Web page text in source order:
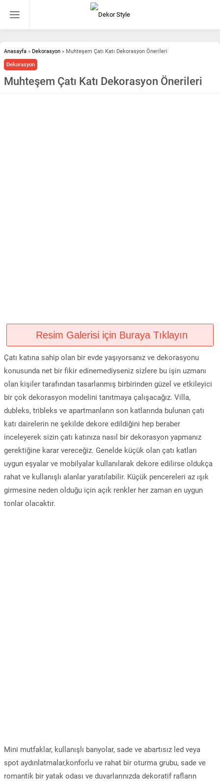
Anasayfa » Dekorasyon » Muhteşem Çatı Katı Dekorasyon Önerileri
Dekorasyon
Muhteşem Çatı Katı Dekorasyon Önerileri
Resim Galerisi için Buraya Tıklayın
Çatı katına sahip olan bir evde yaşıyorsanız ve dekorasyonu
konusunda net bir fikir edinemediyseniz sizlere bu işin uzmanı
olan kişiler tarafından tasarlanmış birbirinden güzel ve etkileyici
bir çok dekorasyon modelini tanıtmaya çalışacağız. Villa,
dubleks, tribleks ve apartmanların son katlarında bulunan çatı
katı dairelerin ne şekilde dekore edildiğini hep beraber
inceleyerek sizin çatı katınıza nasıl bir dekorasyon yapmanız
gerektiğine karar vereceğiz. Genelde küçük olan çatı katları
uygun eşyalar ve mobilyalar kullanılarak dekore edilirse oldukça
rahat ve kullanışlı alanlar yaratılabilir. Küçük pencereleri az ışık
girmesine neden olduğu için açık renkler her zaman en uygun
tonlar olacaktır.
Mini mutfaklar, kullanışlı banyolar, sade ve abartısız led veya
spot aydınlatmalar,konforlu ve rahat bir oturma grubu, sade ve
romantik bir yatak odası ve duvarlarınızda dekoratif rafların